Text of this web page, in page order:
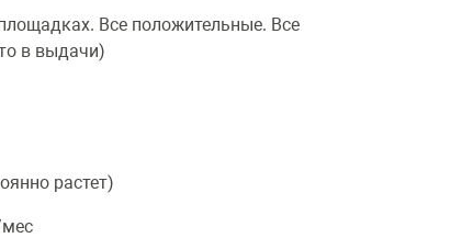
Все положительные. Все
в выдачи)
растет)